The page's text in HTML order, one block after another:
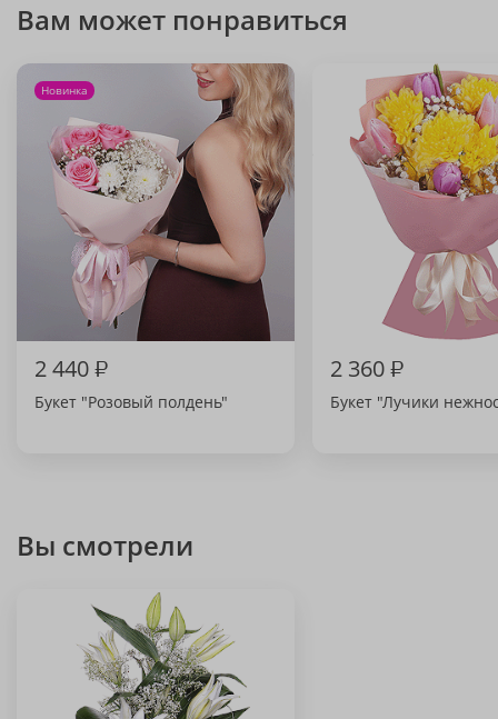
Вам может понравиться
Новинка
2 440₽
Букет "Розовый полдень"
2 360₽
Букет "Лучики
Вы смотрели